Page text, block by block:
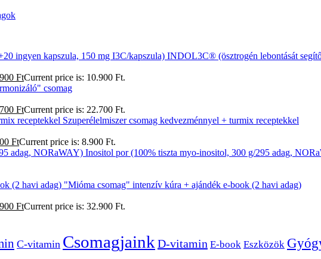
INDOL3C® (ösztrogén lebontását
FtCurrent price is: 10.900 Ft.
csomag
FtCurrent price is: 22.700 Ft.
Szuperélelmiszer csomag kedvezménnyel + turmix receptekkel
FtCurrent price is: 8.900 Ft.
Inositol por (100% tiszta myo-inositol, 300 g/295 adag,
"Mióma csomag" intenzív kúra + ajándék e-book (2 havi adag)
FtCurrent price is: 32.900 Ft.
C-vitamin Csomagjaink D-vitamin E-book Eszközök